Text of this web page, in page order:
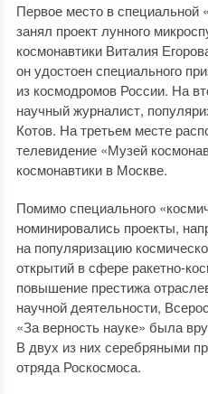
Первое место в специальной
занял проект лунного
космонавтики Виталия
он удостоен специального
из космодромов России. На
научный журналист,
Котов. На третьем месте
телевидение «Музей
космонавтики в Москве.
Помимо специального
номинировались проекты,
на популяризацию
открытий в сфере ракетно-
повышение престижа
научной деятельности,
«За верность науке» была
В двух из них серебряными
отряда Роскосмоса.